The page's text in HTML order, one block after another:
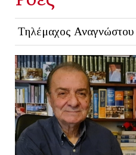
Τηλέμαχος Αναγνώστου